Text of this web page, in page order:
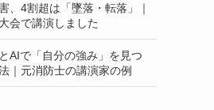
、4割超は「墜落・転落」｜
会で講演しました
AIで「自分の強み」を見つ
｜元消防士の講演家の例